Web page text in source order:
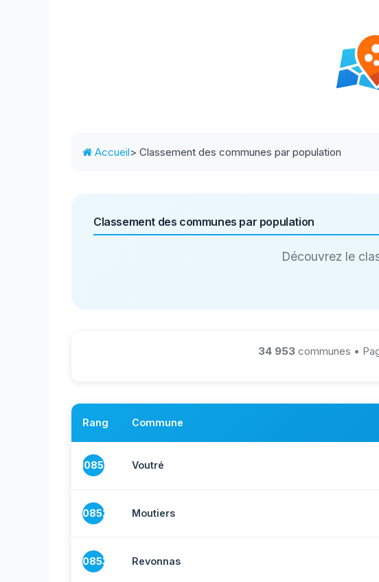
Accueil> Classement des communes par population
Classement des communes par population
Découvrez le
34 953communes •
Rang Commune
10851 Voutré
10852 Moutiers
10853 Revonnas